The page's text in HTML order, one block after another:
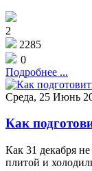
2
2285
0
Подробнее ...
Среда, 25 Июнь
Как
Как 31 декабря
плитой и